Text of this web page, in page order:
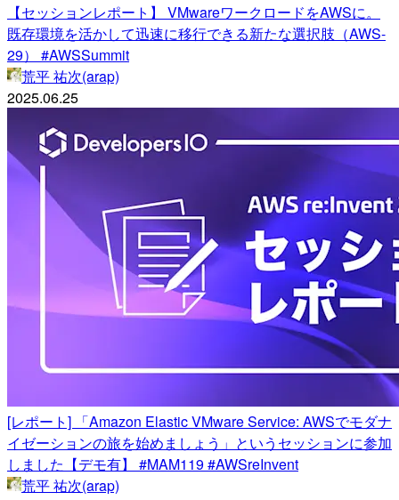
【セッションレポート】 VMwareワークロードをAWSに。
既存環境を活かして迅速に移行できる新たな選択肢（AWS-
29） #AWSSummit
荒平 祐次(arap)
2025.06.25
[レポート] 「Amazon Elastic VMware Service: AWSでモダナ
イゼーションの旅を始めましょう」というセッションに参加
しました【デモ有】 #MAM119 #AWSreInvent
荒平 祐次(arap)